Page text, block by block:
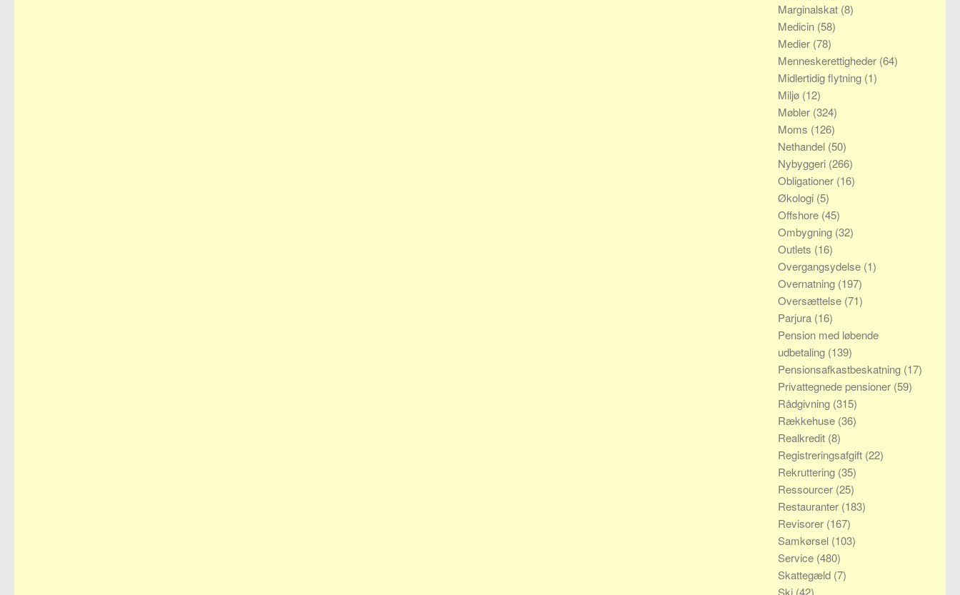
Marginalskat (8)
Medicin (58)
Medier (78)
Menneskerettigheder (64)
Midlertidig flytning (1)
Miljø (12)
Møbler (324)
Moms (126)
Nethandel (50)
Nybyggeri (266)
Obligationer (16)
Økologi (5)
Offshore (45)
Ombygning (32)
Outlets (16)
Overgangsydelse (1)
Overnatning (197)
Oversættelse (71)
Parjura (16)
Pension med løbende
udbetaling (139)
Pensionsafkastbeskatning (17)
Privattegnede pensioner (59)
Rådgivning (315)
Rækkehuse (36)
Realkredit (8)
Registreringsafgift (22)
Rekruttering (35)
Ressourcer (25)
Restauranter (183)
Revisorer (167)
Samkørsel (103)
Service (480)
Skattegæld (7)
Ski (42)